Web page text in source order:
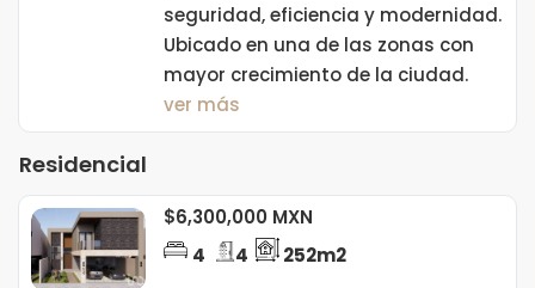
seguridad, eficiencia y modernidad.
Ubicado en una de las zonas con
mayor crecimiento de la ciudad.
ver más
Residencial
$6,300,000 MXN
4
4 252m2